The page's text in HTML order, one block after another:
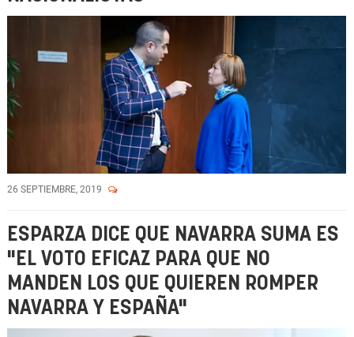
26 SEPTIEMBRE, 2019
ESPARZA DICE QUE NAVARRA SUMA ES
"EL VOTO EFICAZ PARA QUE NO
MANDEN LOS QUE QUIEREN ROMPER
NAVARRA Y ESPAÑA"